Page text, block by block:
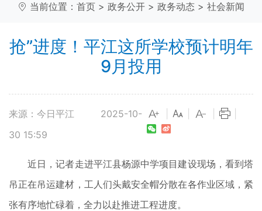
当前位置： 首页 > 政务公开 > 政务动态 > 社会新闻
抢”进度！平江这所学校预计明年
9月投用
来源：今日平江
2025-10-
30 15:59
近日，记者走进平江县杨源中学项目建设现场，看到塔
吊正在吊运建材，工人们头戴安全帽分散在各作业区域，紧
张有序地忙碌着，全力以赴推进工程进度。